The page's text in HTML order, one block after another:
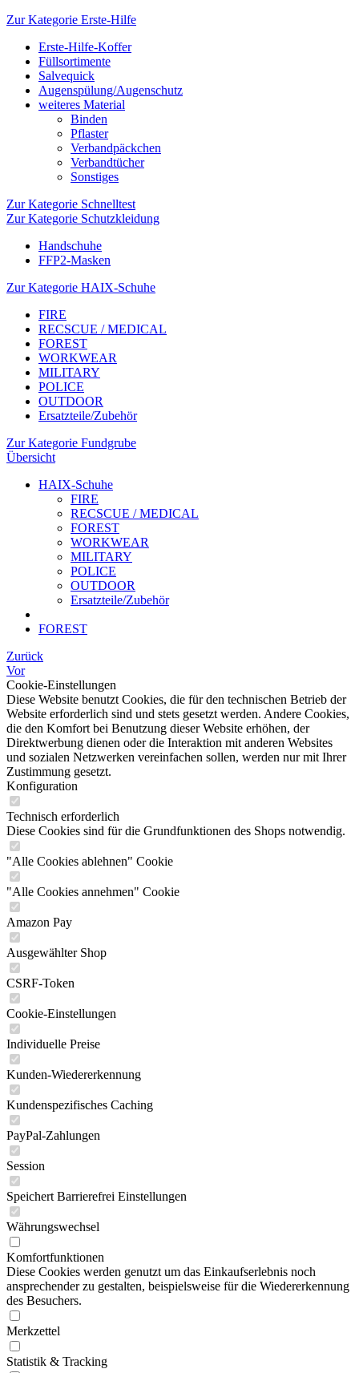
Zur Kategorie Erste-Hilfe
Erste-Hilfe-Koffer
Füllsortimente
Salvequick
Augenspülung/Augenschutz
weiteres Material
Binden
Pflaster
Verbandpäckchen
Verbandtücher
Sonstiges
Zur Kategorie Schnelltest
Zur Kategorie Schutzkleidung
Handschuhe
FFP2-Masken
Zur Kategorie HAIX-Schuhe
FIRE
RECSCUE / MEDICAL
FOREST
WORKWEAR
MILITARY
POLICE
OUTDOOR
Ersatzteile/Zubehör
Zur Kategorie Fundgrube
Übersicht
HAIX-Schuhe
FIRE
RECSCUE / MEDICAL
FOREST
WORKWEAR
MILITARY
POLICE
OUTDOOR
Ersatzteile/Zubehör
FOREST
Zurück
Vor
Cookie-Einstellungen
Diese Website benutzt Cookies, die für den technischen Betrieb der
Website erforderlich sind und stets gesetzt werden. Andere Cookies,
die den Komfort bei Benutzung dieser Website erhöhen, der
Direktwerbung dienen oder die Interaktion mit anderen Websites
und sozialen Netzwerken vereinfachen sollen, werden nur mit Ihrer
Zustimmung gesetzt.
Konfiguration
Technisch erforderlich
Diese Cookies sind für die Grundfunktionen des Shops notwendig.
"Alle Cookies ablehnen" Cookie
"Alle Cookies annehmen" Cookie
Amazon Pay
Ausgewählter Shop
CSRF-Token
Cookie-Einstellungen
Individuelle Preise
Kunden-Wiedererkennung
Kundenspezifisches Caching
PayPal-Zahlungen
Session
Speichert Barrierefrei Einstellungen
Währungswechsel
Komfortfunktionen
Diese Cookies werden genutzt um das Einkaufserlebnis noch
ansprechender zu gestalten, beispielsweise für die Wiedererkennung
des Besuchers.
Merkzettel
Statistik & Tracking